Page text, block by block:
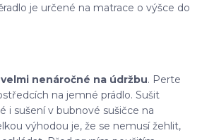
je určené na matrace o výšce do
velmi nenáročné na údržbu. Perte
na jemné prádlo. Sušit
i sušení v bubnové sušičce na
výhodou je, že se nemusí žehlit,